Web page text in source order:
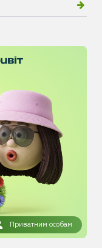
Приватним особам